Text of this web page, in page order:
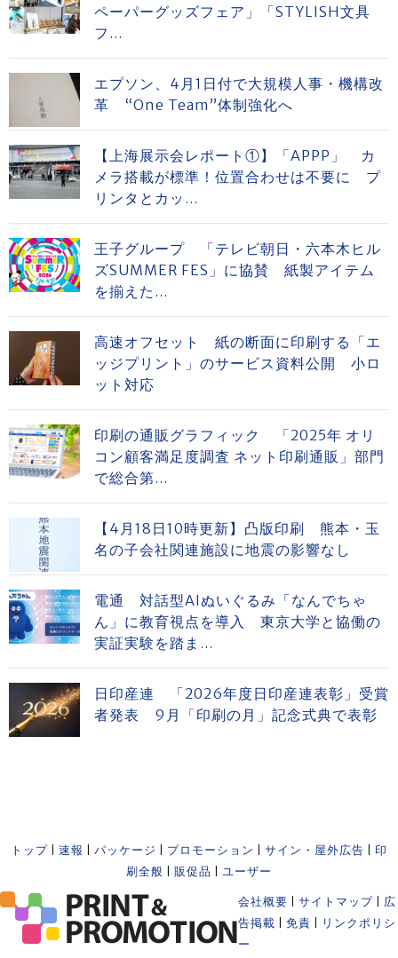
ペーパーグッズフェア」「STYLISH文具
フ...
エプソン、4月1日付で大規模人事・機構改
革 “One Team”体制強化へ
【上海展示会レポート①】「APPP」 カ
メラ搭載が標準！位置合わせは不要に プ
リンタとカッ...
王子グループ 「テレビ朝日・六本木ヒル
ズSUMMER FES」に協賛 紙製アイテム
を揃えた...
高速オフセット 紙の断面に印刷する「エ
ッジプリント」のサービス資料公開 小ロ
ット対応
印刷の通販グラフィック 「2025年 オリ
コン顧客満足度調査 ネット印刷通販」部門
で総合第...
【4月18日10時更新】凸版印刷 熊本・玉
名の子会社関連施設に地震の影響なし
電通 対話型AIぬいぐるみ「なんでちゃ
ん」に教育視点を導入 東京大学と協働の
実証実験を踏ま...
日印産連 「2026年度日印産連表彰」受賞
者発表 9月「印刷の月」記念式典で表彰
トップ 速報 パッケージ プロモーション サイン・屋外広告
印
刷全般
販促品 ユーザー
会社概要 サイトマップ
広
告掲載
免責
リンクポリシ
ー